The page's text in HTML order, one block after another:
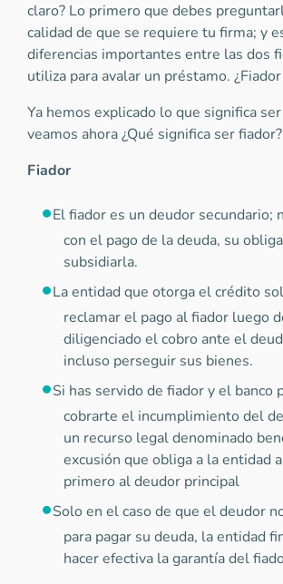
claro? Lo primero que debes
calidad de que se requiere tu firma; y
diferencias importantes entre las dos
utiliza para avalar un préstamo.
Ya hemos explicado lo que significa
veamos ahora ¿Qué significa ser fiador?
Fiador
El fiador es un deudor secundario;
con el pago de la deuda, su
subsidiarla.
La entidad que otorga el crédito
reclamar el pago al fiador luego
diligenciado el cobro ante el
incluso perseguir sus bienes.
Si has servido de fiador y el banco
cobrarte el incumplimiento del
un recurso legal denominado
excusión que obliga a la entidad
primero al deudor principal
Solo en el caso de que el deudor
para pagar su deuda, la entidad
hacer efectiva la garantía del